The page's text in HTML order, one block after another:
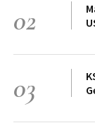
02
03